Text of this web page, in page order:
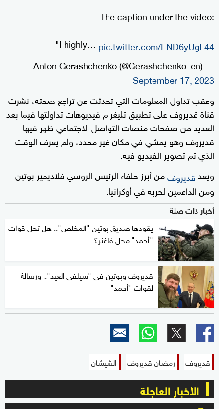
The caption under the video:
"I highly… pic.twitter.com/END6yUgF44
— Anton Gerashchenko (@Gerashchenko_en)
September 17, 2023
وعقب تداول المعلومات التي تحدثت عن تراجع صحته، نشرت
قناة قديروف على تطبيق تليغرام فيديوهات تداولتها فيما بعد
العديد من صفحات منصات التواصل الاجتماعي ظهر فيها
قديروف وهو يمشي في مكان غير محدد، ولم يعرف الوقت
الذي تم تصوير الفيديو فيه.
ويعدقديروفمن أبرز حلفاء الرئيس الروسي فلاديمير بوتين
ومن الداعمين لحربه في أوكرانيا.
أخبار ذات صلة
يقودها صديق بوتين "المخلص".. هل تحل قوات
"أحمد" محل فاغنر؟
قديروف وبوتين في "سيلفي العيد".. ورسالة
لقوات "أحمد"
قديروف رمضان قديروف الشيشان
الأخبار العاجلة